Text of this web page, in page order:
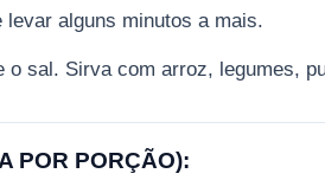
alguns minutos a mais.
sal. Sirva com arroz, legumes,
POR PORÇÃO):